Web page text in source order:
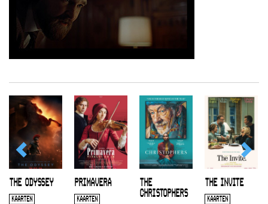
THE ODYSSEY
KAARTEN
PRIMAVERA
KAARTEN
THE
CHRISTOPHERS
THE INVITE
KAARTEN